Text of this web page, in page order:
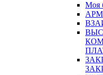
Моя
АРМ